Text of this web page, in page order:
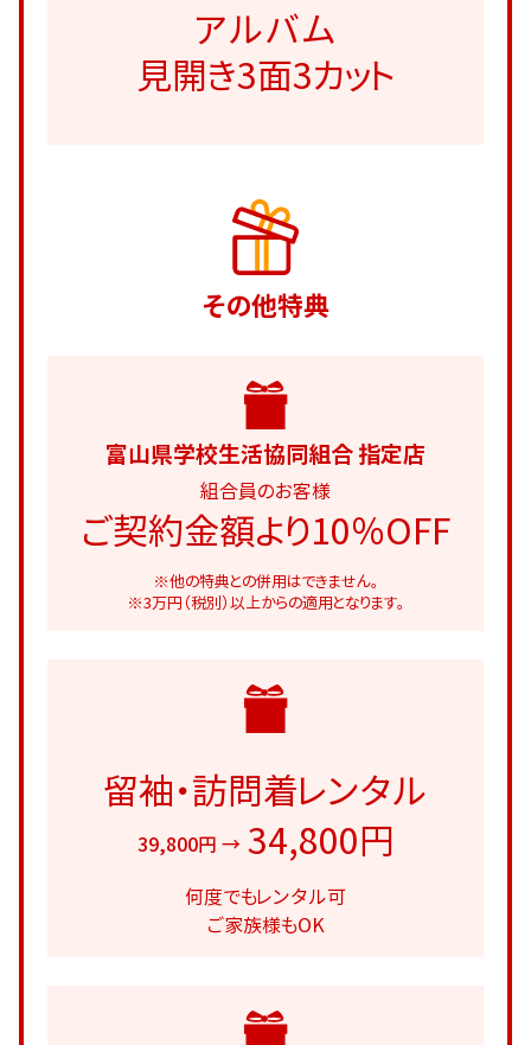
アルバム
見開き3面3カット
その他特典
富山県学校生活協同組合 指定店
組合員のお客様
ご契約金額より10％OFF
※他の特典との併用はできません。
※3万円（税別）以上からの適用となります。
留袖・訪問着レンタル
39,800円 → 34,800円
何度でもレンタル可
ご家族様もOK